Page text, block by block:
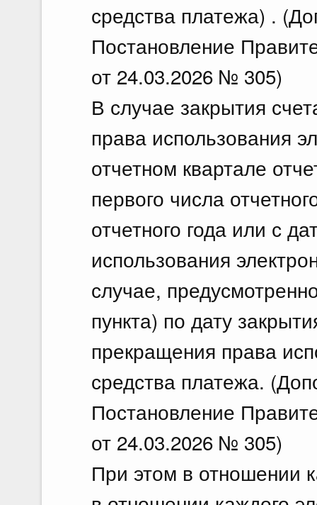
средства платежа) .
Постановление
от 24.03.2026 № 305)
В случае закрытия
права использования
отчетном квартале
первого числа
отчетного года или с
использования
случае,
пункта) по дату
прекращения права
средства платежа.
Постановление
от 24.03.2026 № 305)
При этом в отношении